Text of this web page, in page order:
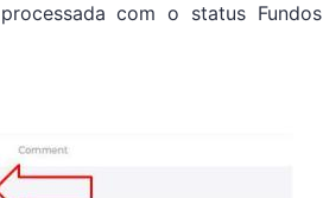
com o status Fundos